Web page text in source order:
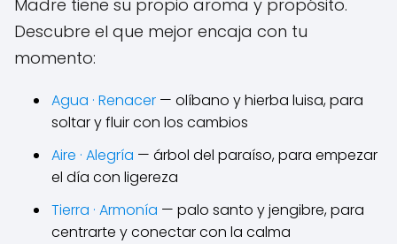
Madre tiene su propio aroma y propósito.
Descubre el que mejor encaja con tu
momento:
Agua · Renacer — olíbano y hierba luisa, para
soltar y fluir con los cambios
Aire · Alegría — árbol del paraíso, para empezar
el día con ligereza
Tierra · Armonía — palo santo y jengibre, para
centrarte y conectar con la calma